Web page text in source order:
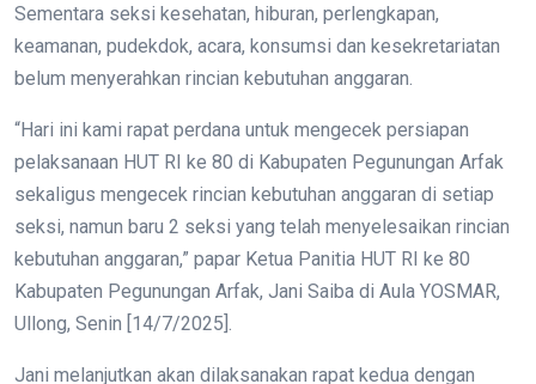
Sementara seksi kesehatan, hiburan, perlengkapan,
keamanan, pudekdok, acara, konsumsi dan kesekretariatan
belum menyerahkan rincian kebutuhan anggaran.
“Hari ini kami rapat perdana untuk mengecek persiapan
pelaksanaan HUT RI ke 80 di Kabupaten Pegunungan Arfak
sekaligus mengecek rincian kebutuhan anggaran di setiap
seksi, namun baru 2 seksi yang telah menyelesaikan rincian
kebutuhan anggaran,” papar Ketua Panitia HUT RI ke 80
Kabupaten Pegunungan Arfak, Jani Saiba di Aula YOSMAR,
Ullong, Senin [14/7/2025].
Jani melanjutkan akan dilaksanakan rapat kedua dengan